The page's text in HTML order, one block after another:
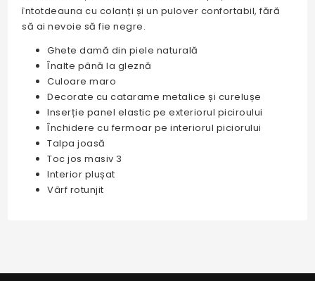
întotdeauna cu colanți și un pulover confortabil, fără
să ai nevoie să fie negre.
Ghete damă din piele naturală
Înalte până la gleznă
Culoare maro
Decorate cu catarame metalice și curelușe
Inserție panel elastic pe exteriorul piciroului
Închidere cu fermoar pe interiorul piciorului
Talpa joasă
Toc jos masiv 3
Interior plușat
Vârf rotunjit